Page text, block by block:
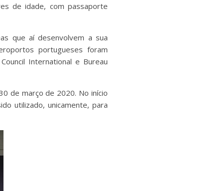
de idade, com passaporte
que aí desenvolvem a sua
portugueses foram
International e Bureau
de março de 2020. No início
utilizado, unicamente, para